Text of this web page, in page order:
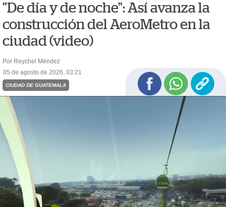
"De día y de noche": Así avanza la
construcción del AeroMetro en la
ciudad (video)
Por Reychel Méndez
05 de agosto de 2026, 03:21
CIUDAD DE GUATEMALA